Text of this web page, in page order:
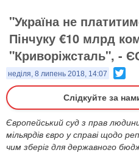
"Україна не
Пінчуку €10 млрд
"Криворіжсталь", -
неділя, 8 липень 2018, 14:07
Слідкуйте за
Європейський суд з прав
мільярдів євро у справі щодо
чим зберіг для державного